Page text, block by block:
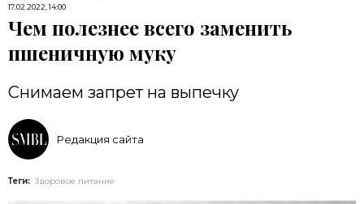
17.02.2022, 14:00
Чем полезнее всего заменить
пшеничную муку
Снимаем запрет на выпечку
Редакция сайта
Теги: Здоровое питание